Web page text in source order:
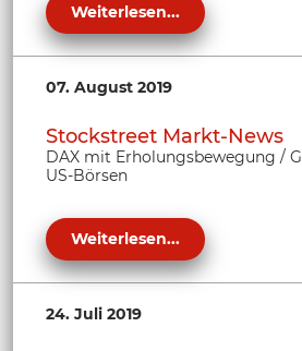
Weiterlesen...
07. August 2019
Stockstreet Markt-News
DAX mit Erholungsbewegung /
US-Börsen
Weiterlesen...
24. Juli 2019